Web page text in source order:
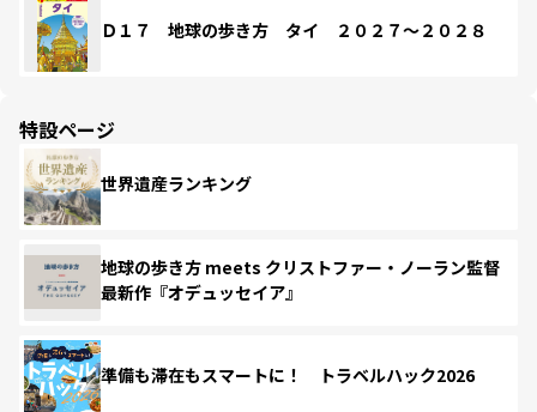
Ｄ１７ 地球の歩き方 タイ ２０２７～２０２８
特設ページ
世界遺産ランキング
地球の歩き方 meets クリストファー・ノーラン監督
最新作『オデュッセイア』
準備も滞在もスマートに！ トラベルハック2026